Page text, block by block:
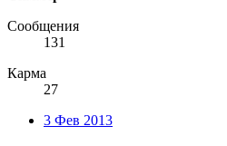
Сообщения
131
Карма
27
3 Фев 2013